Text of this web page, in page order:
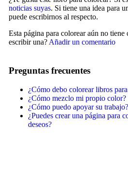
Primavera y pascua
San Valentín y amor
Transporte
Nezaradené
Sin categorizar
noticias suyas. Si tiene una idea para
puede escribirnos al respecto.
Esta página para colorear aún no tiene
escribir una?Añadir un comentario
Preguntas frecuentes
¿Cómo debo colorear libros
¿Cómo mezclo mi propio color?
¿Cómo puedo apoyar su trabajo?
¿Puedes crear una página para
deseos?